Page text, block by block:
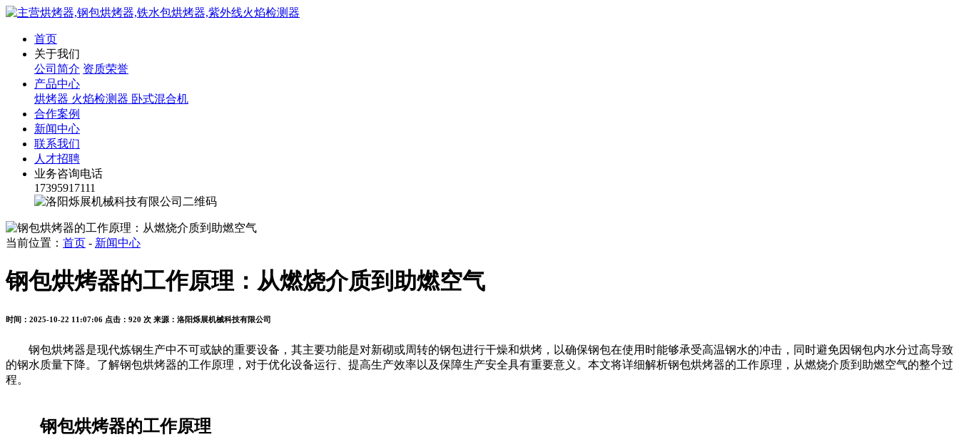
首页
关于我们
公司简介 资质荣誉
产品中心
烘烤器 火焰检测器 卧式混合机
合作案例
新闻中心
联系我们
人才招聘
业务咨询电话
17395917111
当前位置： 首页 - 新闻中心
钢包烘烤器的工作原理：从燃烧介质到助燃空气
时间：2025-10-22 11:07:06 点击：920 次 来源：洛阳烁展机械科技有限公司
钢包烘烤器是现代炼钢生产中不可或缺的重要设备，其主要功能是对新砌或周转的钢包进行干燥和烘烤，以确保钢包在使用时能够承受高温钢水的冲击，同时避免因钢包内水分过高导致
的钢水质量下降。了解钢包烘烤器的工作原理，对于优化设备运行、提高生产效率以及保障生产安全具有重要意义。本文将详细解析钢包烘烤器的工作原理，从燃烧介质到助燃空气的整个过
程。
钢包烘烤器的工作原理